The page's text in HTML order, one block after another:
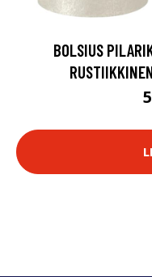
BOLSIUS